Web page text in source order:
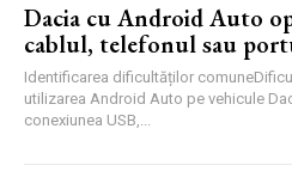
Dacia cu Android Auto
cablul, telefonul sau
Identificarea dificultăților
utilizarea Android Auto pe vehicule
conexiunea USB,...